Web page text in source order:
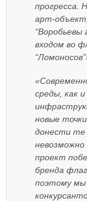
прогресса.
арт-
“Воробьевы
входом во
среды, как
новые
донести те
проект
бренда
поэтому мы